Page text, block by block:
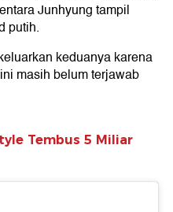
Junhyung tampil
putih.
keduanya karena
masih belum terjawab
Tembus 5 Miliar